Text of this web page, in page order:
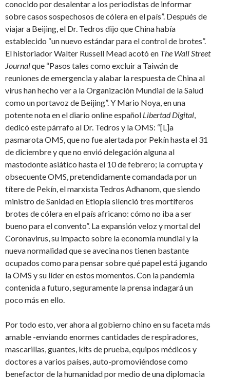
conocido por desalentar a los periodistas de informar
sobre casos sospechosos de cólera en el país”. Después de
viajar a Beijing, el Dr. Tedros dijo que China había
establecido “un nuevo estándar para el control de brotes”.
El historiador Walter Russell Mead acotó en The Wall Street
Journalque “Pasos tales como excluir a Taiwán de
reuniones de emergencia y alabar la respuesta de China al
virus han hecho ver a la Organización Mundial de la Salud
como un portavoz de Beijing”. Y Mario Noya, en una
potente nota en el diario online español Libertad Digital
dedicó este párrafo al Dr. Tedros y la OMS: “[L]a
pasmarota OMS, que no fue alertada por Pekín hasta el 31
de diciembre y que no envió delegación alguna al
mastodonte asiático hasta el 10 de febrero; la corrupta y
obsecuente OMS, pretendidamente comandada por un
títere de Pekín, el marxista Tedros Adhanom, que siendo
ministro de Sanidad en Etiopía silenció tres mortíferos
brotes de cólera en el país africano: cómo no iba a ser
bueno para el convento”. La expansión veloz y mortal del
Coronavirus, su impacto sobre la economía mundial y la
nueva normalidad que se avecina nos tienen bastante
ocupados como para pensar sobre qué papel está jugando
la OMS y su líder en estos momentos. Con la pandemia
contenida a futuro, seguramente la prensa indagará un
poco más en ello.
Por todo esto, ver ahora al gobierno chino en su faceta más
amable -enviando enormes cantidades de respiradores,
mascarillas, guantes, kits de prueba, equipos médicos y
doctores a varios países, auto-promoviéndose como
benefactor de la humanidad por medio de una diplomacia